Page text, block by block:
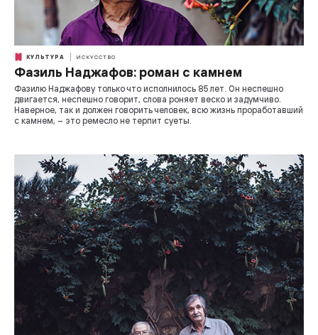
КУЛЬТУРА ИСКУССТВО
Фазиль Наджафов: роман с камнем
Фазилю Наджафову только что исполнилось 85 лет. Он неспешно
двигается, неспешно говорит, слова роняет веско и задумчиво.
Наверное, так и должен говорить человек, всю жизнь проработавший
с камнем, – это ремесло не терпит суеты.